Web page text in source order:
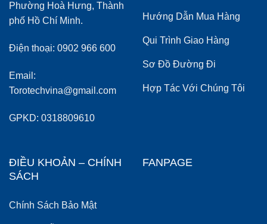
Phường Hoà Hưng, Thành
phố Hồ Chí Minh.
Điện thoại: 0902 966 600
Email:
Torotechvina@gmail.com
GPKD: 0318809610
Hướng Dẫn Mua Hàng
Qui Trình Giao Hàng
Sơ Đồ Đường Đi
Hợp Tác Với Chúng Tôi
ĐIỀU KHOẢN – CHÍNH
SÁCH
Chính Sách Bảo Mật
FANPAGE